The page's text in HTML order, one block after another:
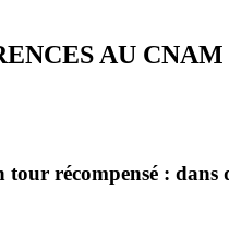
AU CNAM
tour récompensé : dans